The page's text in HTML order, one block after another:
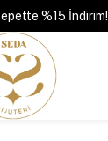
%15 İndirim!